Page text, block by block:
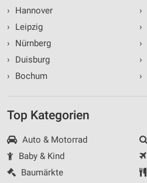
›
Hannover
›
Leipzig
›
Nürnberg
›
Duisburg
›
Bochum
›
›
›
›
›
Top Kategorien
Auto & Motorrad
Baby & Kind
Baumärkte